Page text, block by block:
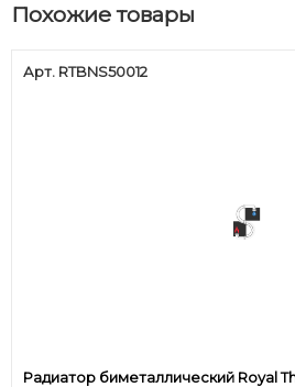
Похожие товары
Арт. RTBNS50012
Радиатор биметаллический Royal